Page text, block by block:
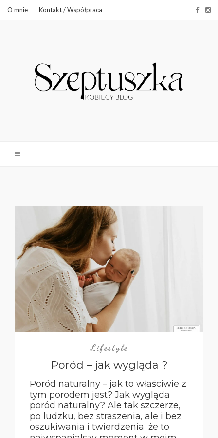
O mnie Kontakt / Współpraca
Lifestyle
Poród – jak wygląda ?
Poród naturalny – jak to właściwie z
tym porodem jest? Jak wygląda
poród naturalny? Ale tak szczerze,
po ludzku, bez straszenia, ale i bez
oszukiwania i twierdzenia, że to